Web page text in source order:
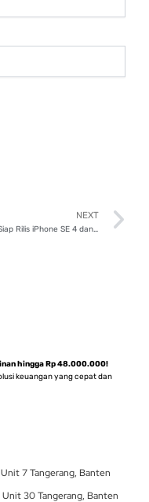
NEXT
Apple Siap Rilis iPhone SE 4 dan MacBook Air M4, Cek Fitur dan Harganya!
hingga Rp 48.000.000!
keuangan yang cepat dan
7 Tangerang, Banten
30 Tangerang, Banten